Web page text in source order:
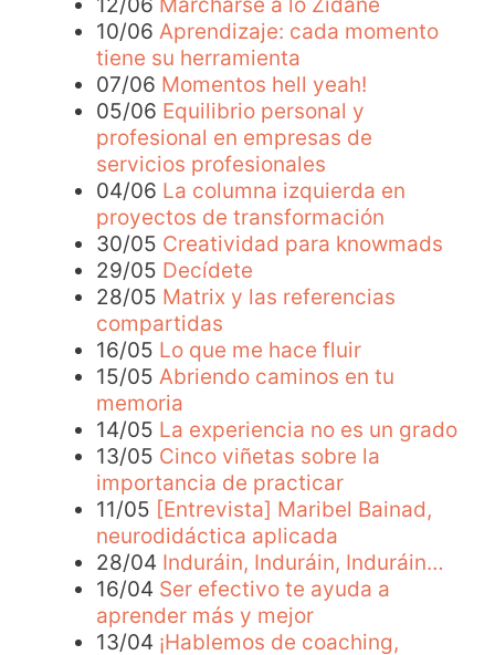
12/06 Marcharse a lo Zidane
10/06 Aprendizaje: cada momento
tiene su herramienta
07/06 Momentos hell yeah!
05/06 Equilibrio personal y
profesional en empresas de
servicios profesionales
04/06 La columna izquierda en
proyectos de transformación
30/05 Creatividad para knowmads
29/05 Decídete
28/05 Matrix y las referencias
compartidas
16/05 Lo que me hace fluir
15/05 Abriendo caminos en tu
memoria
14/05 La experiencia no es un grado
13/05 Cinco viñetas sobre la
importancia de practicar
11/05 [Entrevista] Maribel Bainad,
neurodidáctica aplicada
28/04 Induráin, Induráin, Induráin…
16/04 Ser efectivo te ayuda a
aprender más y mejor
13/04 ¡Hablemos de coaching,